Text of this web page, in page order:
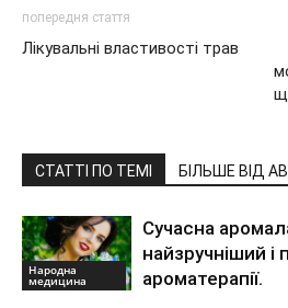
попередня стаття
Лікувальні властивості трав
СТАТТІ ПО ТЕМІ БІЛЬШЕ ВІД
Народна
медицина
Сучасна
найзручніший і
ароматерапії.